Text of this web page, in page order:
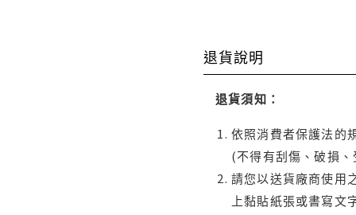
退貨說明
退貨須知：
依照消費者保護法的
(不得有刮傷、破損
請您以送貨廠商使用
上黏貼紙張或書寫